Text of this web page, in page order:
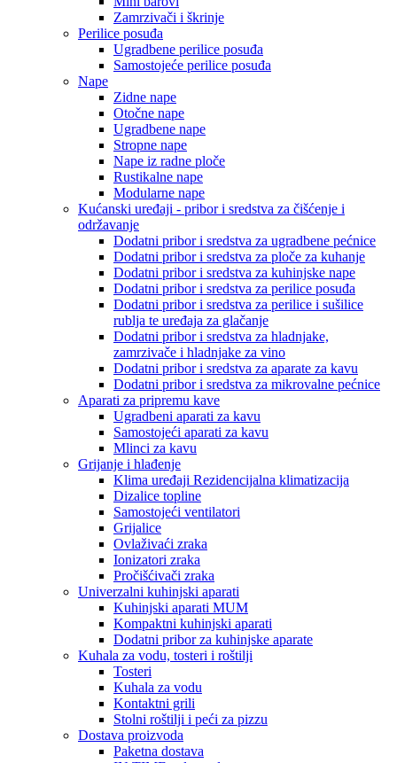
Zamrzivači i škrinje
Perilice posuđa
Ugradbene perilice posuđa
Samostojeće perilice posuđa
Nape
Zidne nape
Otočne nape
Ugradbene nape
Stropne nape
Nape iz radne ploče
Rustikalne nape
Modularne nape
Kućanski uređaji - pribor i sredstva za čišćenje i
održavanje
Dodatni pribor i sredstva za ugradbene pećnice
Dodatni pribor i sredstva za ploče za kuhanje
Dodatni pribor i sredstva za kuhinjske nape
Dodatni pribor i sredstva za perilice posuđa
Dodatni pribor i sredstva za perilice i sušilice
rublja te uređaja za glačanje
Dodatni pribor i sredstva za hladnjake,
zamrzivače i hladnjake za vino
Dodatni pribor i sredstva za aparate za kavu
Dodatni pribor i sredstva za mikrovalne pećnice
Aparati za pripremu kave
Ugradbeni aparati za kavu
Samostojeći aparati za kavu
Mlinci za kavu
Grijanje i hlađenje
Klima uređaji Rezidencijalna klimatizacija
Dizalice topline
Samostojeći ventilatori
Grijalice
Ovlaživaći zraka
Ionizatori zraka
Pročišćivači zraka
Univerzalni kuhinjski aparati
Kuhinjski aparati MUM
Kompaktni kuhinjski aparati
Dodatni pribor za kuhinjske aparate
Kuhala za vodu, tosteri i roštilji
Tosteri
Kuhala za vodu
Kontaktni grili
Stolni roštilji i peći za pizzu
Dostava proizvoda
Paketna dostava